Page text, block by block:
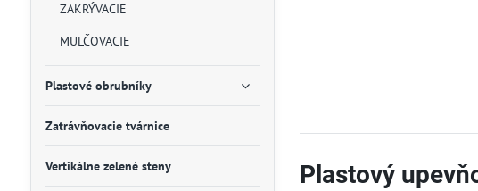
Plastový
ZAKRÝVACIE
MULČOVACIE
Plastové obrubníky
Zatrávňovacie tvárnice
Vertikálne zelené steny